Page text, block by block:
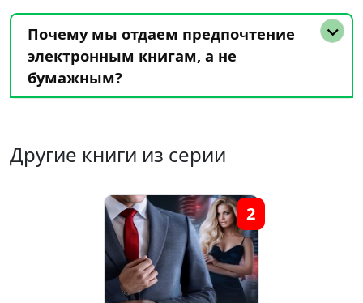
Почему мы отдаем предпочтение
электронным книгам, а не
бумажным?
Другие книги из серии
2